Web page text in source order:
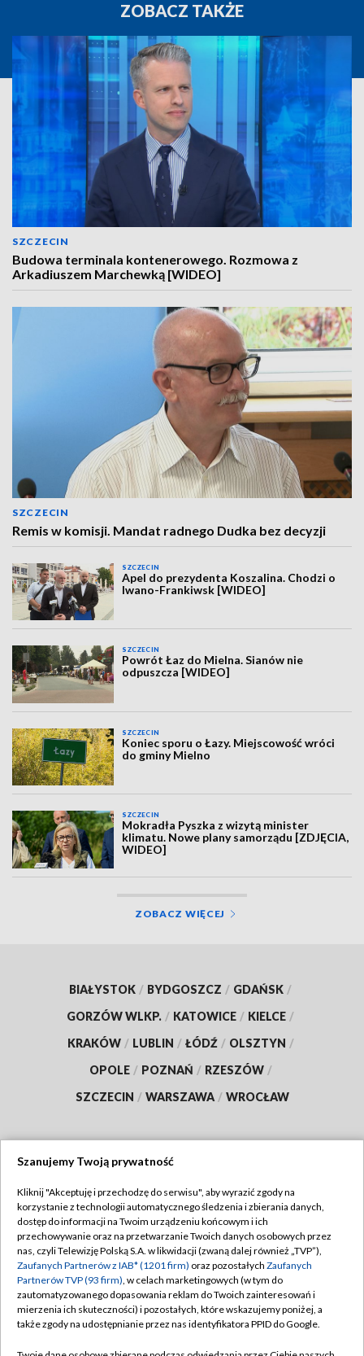
ZOBACZ TAKŻE
SZCZECIN
Budowa terminala kontenerowego. Rozmowa z
Arkadiuszem Marchewką [WIDEO]
SZCZECIN
Remis w komisji. Mandat radnego Dudka bez decyzji
SZCZECIN
Apel do prezydenta Koszalina. Chodzi o
Iwano-Frankiwsk [WIDEO]
SZCZECIN
Powrót Łaz do Mielna. Sianów nie
odpuszcza [WIDEO]
SZCZECIN
Koniec sporu o Łazy. Miejscowość wróci
do gminy Mielno
SZCZECIN
Mokradła Pyszka z wizytą minister
klimatu. Nowe plany samorządu [ZDJĘCIA,
WIDEO]
ZOBACZ WIĘCEJ
BIAŁYSTOK / BYDGOSZCZ / GDAŃSK /
GORZÓW WLKP. / KATOWICE / KIELCE /
KRAKÓW / LUBLIN / ŁÓDŹ / OLSZTYN /
OPOLE / POZNAŃ / RZESZÓW /
SZCZECIN / WARSZAWA / WROCŁAW
TVP
Abonament TVP
Emisja w TVP
Centrum informacji TVP
Naziemna Telewizja Cyfrowa
Regulamin TVP
Polityka prywatności
Moje zgody
Pomoc
Szanujemy Twoją prywatność
Kliknij "Akceptuję i przechodzę do serwisu", aby wyrazić zgody na
korzystanie z technologii automatycznego śledzenia i zbierania danych,
dostęp do informacji na Twoim urządzeniu końcowym i ich
przechowywanie oraz na przetwarzanie Twoich danych osobowych przez
nas, czyli Telewizję Polską S.A. w likwidacji (zwaną dalej również „TVP”),
Zaufanych Partnerów z IAB* (1201 firm) oraz pozostałych Zaufanych
Partnerów TVP (93 firm), w celach marketingowych (w tym do
zautomatyzowanego dopasowania reklam do Twoich zainteresowań i
mierzenia ich skuteczności) i pozostałych, które wskazujemy poniżej, a
także zgody na udostępnianie przez nas identyfikatora PPID do Google.